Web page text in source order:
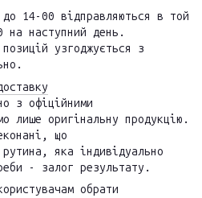
до 14-00 відправляються в той
наступний день.
узгоджується з
з офіційними
лише оригінальну продукцію.
що
яка індивідуально
- залог результату.
обрати